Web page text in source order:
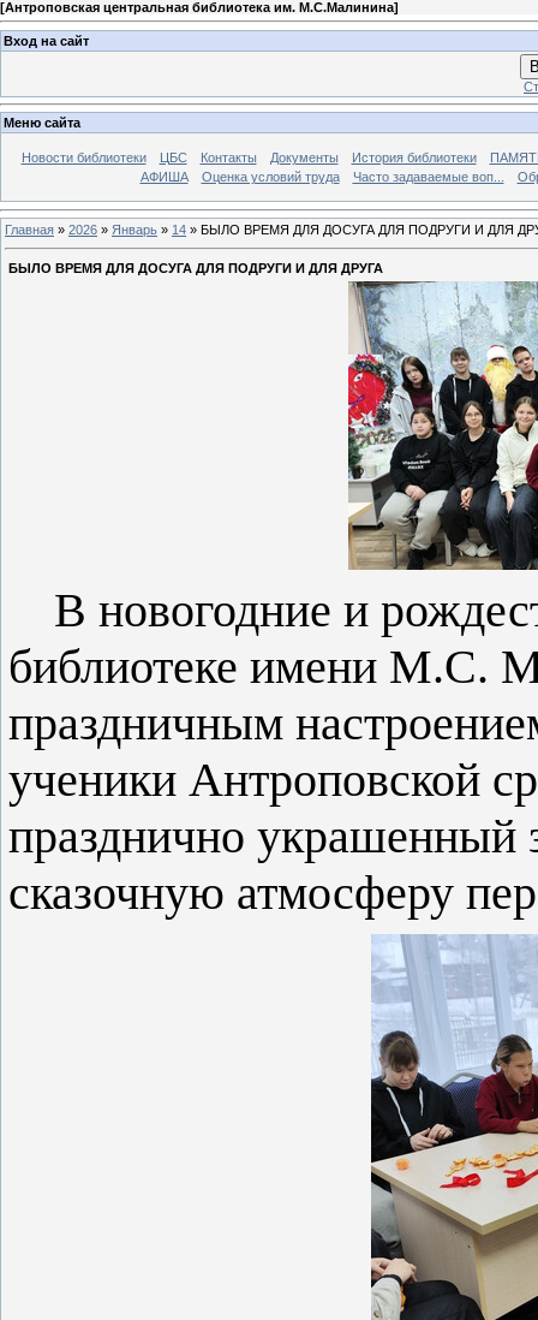
[Антроповская центральная библиотека им. М.С.Малинина]
Вход на сайт
Меню сайта
Новости библиотеки ЦБС Контакты Документы История библиотеки
АФИША
Оценка условий труда Часто задаваемые воп...
Главная » 2026 » Январь » 14 » БЫЛО ВРЕМЯ ДЛЯ ДОСУГА ДЛЯ ПОДРУГИ И ДЛЯ
БЫЛО ВРЕМЯ ДЛЯ ДОСУГА ДЛЯ ПОДРУГИ И ДЛЯ ДРУГА
В новогодние и
библиотеке имени М.С.
праздничным
ученики Антроповской
празднично украшенный
сказочную атмосферу